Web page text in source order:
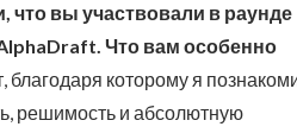
вы участвовали в раунде
Что вам особенно
которому я
решимость и абсолютную